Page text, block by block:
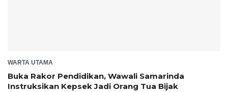
WARTA UTAMA
Buka Rakor Pendidikan, Wawali Samarinda
Instruksikan Kepsek Jadi Orang Tua Bijak